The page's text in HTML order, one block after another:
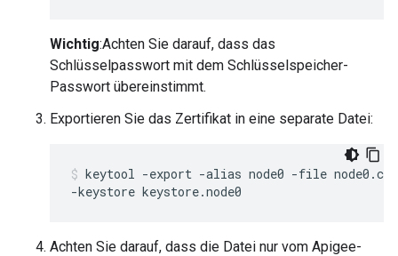
Wichtig:Achten Sie darauf, dass das
Schlüsselpasswort mit dem Schlüsselspeicher-
Passwort übereinstimmt.
Exportieren Sie das Zertifikat in eine separate Datei:
keytool -export -alias node0 -file
-keystore keystore.node0
Achten Sie darauf, dass die Datei nur vom Apigee-